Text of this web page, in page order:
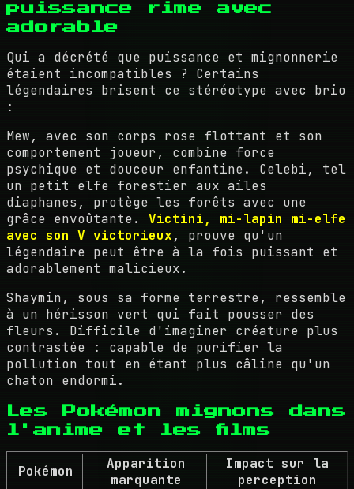
puissance rime avec
adorable
Qui a décrété que puissance et mignonnerie
étaient incompatibles ? Certains
légendaires brisent ce stéréotype avec brio
:
Mew, avec son corps rose flottant et son
comportement joueur, combine force
psychique et douceur enfantine. Celebi, tel
un petit elfe forestier aux ailes
diaphanes, protège les forêts avec une
grâce envoûtante. Victini, mi-lapin mi-elfe
avec son V victorieux, prouve qu'un
légendaire peut être à la fois puissant et
adorablement malicieux.
Shaymin, sous sa forme terrestre, ressemble
à un hérisson vert qui fait pousser des
fleurs. Difficile d'imaginer créature plus
contrastée : capable de purifier la
pollution tout en étant plus câline qu'un
chaton endormi.
Les Pokémon mignons dans
l'anime et les films
Pokémon
Apparition
marquante
Impact sur la
perception